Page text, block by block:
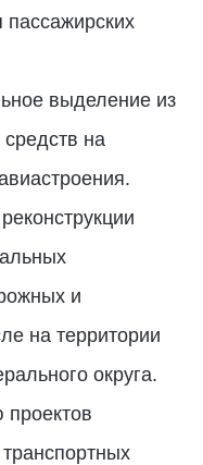
выделение из
на
и
на территории
округа.
проектов